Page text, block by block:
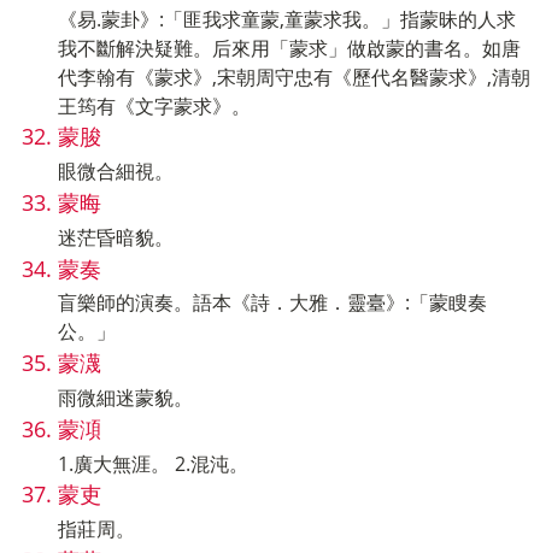
《易.蒙卦》:「匪我求童蒙,童蒙求我。」指蒙昧的人求
我不斷解決疑難。后來用「蒙求」做啟蒙的書名。如唐
代李翰有《蒙求》,宋朝周守忠有《歷代名醫蒙求》,清朝
王筠有《文字蒙求》。
蒙脧
眼微合細視。
蒙晦
迷茫昏暗貌。
蒙奏
盲樂師的演奏。語本《詩．大雅．靈臺》:「蒙瞍奏
公。」
蒙瀎
雨微細迷蒙貌。
蒙澒
1.廣大無涯。 2.混沌。
蒙吏
指莊周。